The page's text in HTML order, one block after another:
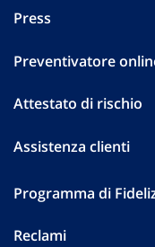
Press
Preventivatore
Attestato di rischio
Assistenza clienti
Programma di
Reclami